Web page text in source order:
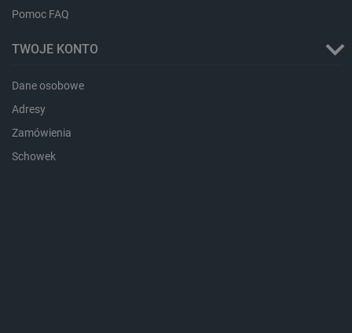
Pomoc FAQ
TWOJE KONTO
Dane osobowe
Adresy
Zamówienia
Schowek
critData botland.com.pl